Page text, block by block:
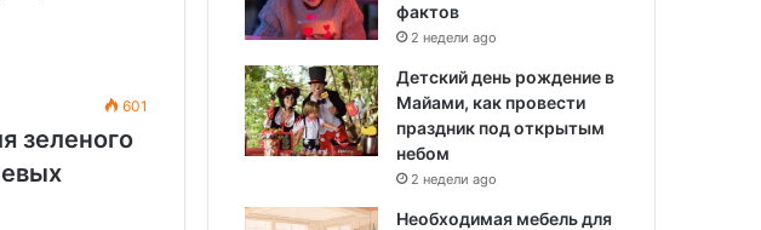
601
зеленого
фактов
2 недели ago
Детский день рождение в
Майами, как провести
праздник под открытым
небом
2 недели ago
Необходимая мебель для